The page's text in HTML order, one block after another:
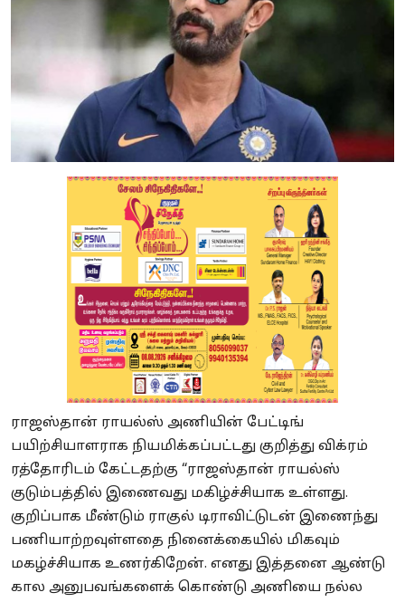
ராஜஸ்தான் ராயல்ஸ் அணியின் பேட்டிங்
பயிற்சியாளராக நியமிக்கப்பட்டது குறித்து விக்ரம்
ரத்தோரிடம் கேட்டதற்கு “ராஜஸ்தான் ராயல்ஸ்
குடும்பத்தில் இணைவது மகிழ்ச்சியாக உள்ளது.
குறிப்பாக மீண்டும் ராகுல் டிராவிட்டுடன் இணைந்து
பணியாற்றவுள்ளதை நினைக்கையில் மிகவும்
மகழ்ச்சியாக உணர்கிறேன். எனது இத்தனை ஆண்டு
கால அனுபவங்களைக் கொண்டு அணியை நல்ல